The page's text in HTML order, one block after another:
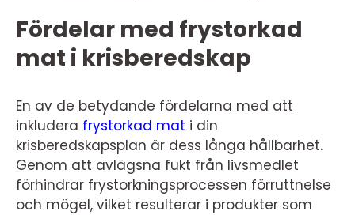
Fördelar med frystorkad
mat i krisberedskap
En av de betydande fördelarna med att
inkludera frystorkad mat i din
krisberedskapsplan är dess långa hållbarhet.
Genom att avlägsna fukt från livsmedlet
förhindrar frystorkningsprocessen förruttnelse
och mögel, vilket resulterar i produkter som